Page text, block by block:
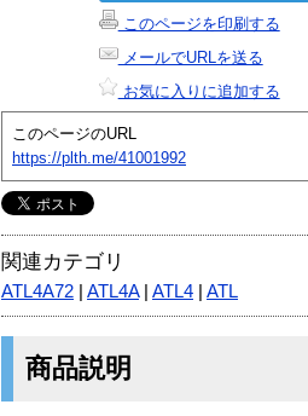
このページを印刷する
メールでURLを送る
お気に入りに追加する
このページのURL
https://plth.me/41001992
関連カテゴリ
ATL4A72 ATL4A| ATL4 ATL
商品説明